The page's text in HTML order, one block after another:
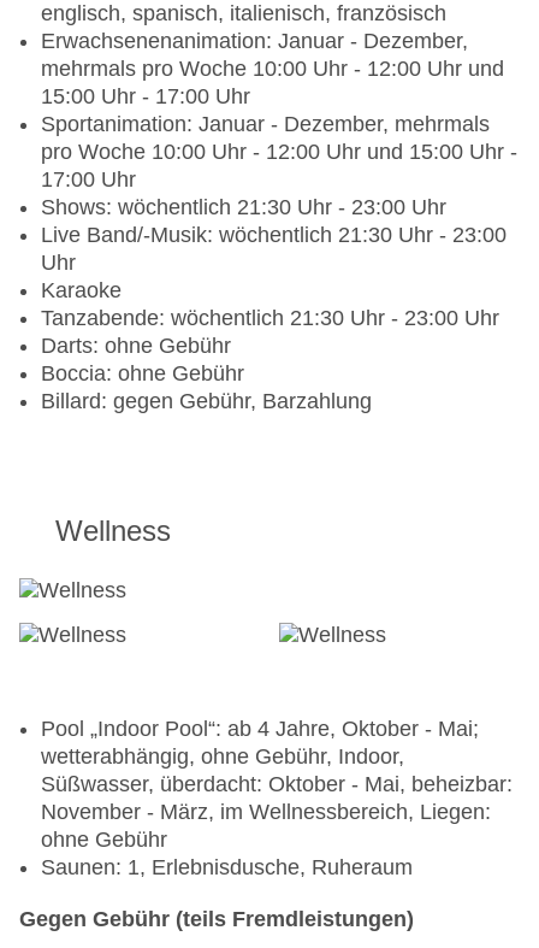
Fitnessraum: ab 16 Jahre, täglich 09:00 Uhr -
13:00 Uhr und 14:00 Uhr - 18:00 Uhr
Aerobic, Aqua Aerobic, Pilates, Step Aerobic,
Stretching, ZUMBA®
Bogenschießen, Beachvolleyball,
Beachvolleyballplätze: 1, Tischtennis
Tennis: Schlägerverleih
Gegen Gebühr (teils Fremdleistungen)
Tennis: Hartplatz: Barzahlung, ca. 3 EUR
Bei All Inclusive inklusive
Fitnessraum: ab 16 Jahre, täglich 09:00 Uhr -
13:00 Uhr und 14:00 Uhr - 18:00 Uhr
englisch, spanisch, italienisch, französisch
Erwachsenenanimation: Januar - Dezember,
mehrmals pro Woche 10:00 Uhr - 12:00 Uhr und
15:00 Uhr - 17:00 Uhr
Sportanimation: Januar - Dezember, mehrmals
pro Woche 10:00 Uhr - 12:00 Uhr und 15:00 Uhr -
17:00 Uhr
Shows: wöchentlich 21:30 Uhr - 23:00 Uhr
Live Band/-Musik: wöchentlich 21:30 Uhr - 23:00
Uhr
Karaoke
Tanzabende: wöchentlich 21:30 Uhr - 23:00 Uhr
Darts: ohne Gebühr
Boccia: ohne Gebühr
Billard: gegen Gebühr, Barzahlung
Wellness
Pool „Indoor Pool“: ab 4 Jahre, Oktober - Mai;
wetterabhängig, ohne Gebühr, Indoor,
Süßwasser, überdacht: Oktober - Mai, beheizbar:
November - März, im Wellnessbereich, Liegen:
ohne Gebühr
Saunen: 1, Erlebnisdusche, Ruheraum
Gegen Gebühr (teils Fremdleistungen)